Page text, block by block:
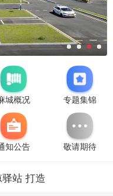
城概况 专题集锦
知公告 敬请期待
站 打造